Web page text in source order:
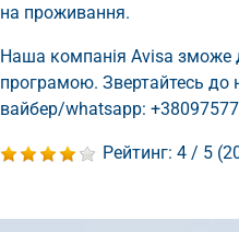
на проживання.
Наша компанія Avisa зможе
програмою. Звертайтесь
вайбер/whatsapp:
Рейтинг: 4 / 5 (